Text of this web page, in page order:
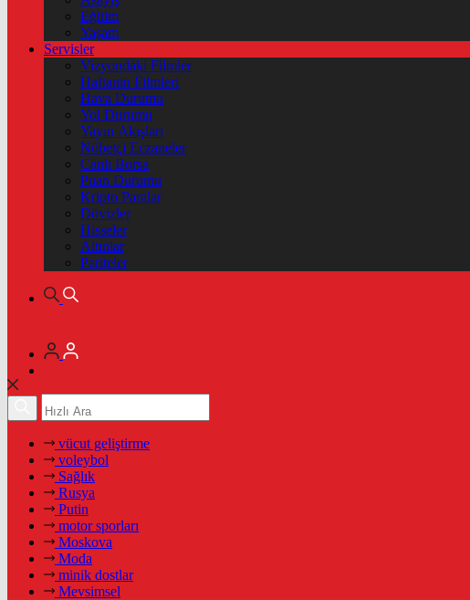
Eğitim
Yaşam
Servisler
Vizyondaki Filmler
Haftanin Filmleri
Hava Durumu
Yol Durumu
Yayın Akışları
Nöbetçi Eczaneler
Canlı Borsa
Puan Durumu
Kripto Paralar
Dövizler
Hisseler
Altınlar
Pariteler
vücut geliştirme
voleybol
Sağlık
Rusya
Putin
motor sporları
Moskova
Moda
minik dostlar
Mevsimsel